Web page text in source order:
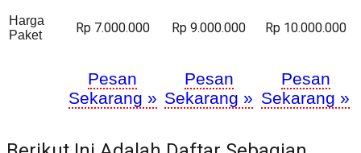
Harga
Paket
Rp 7.000.000 Rp 9.000.000 Rp 10.000.000
Pesan
Sekarang »
Pesan
Sekarang »
Pesan
Sekarang »